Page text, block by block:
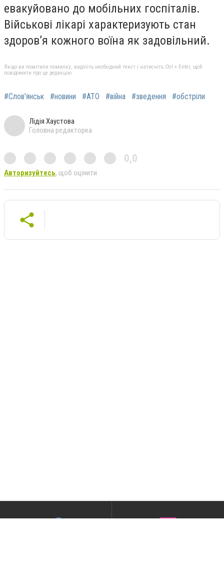
евакуйовано до мобільних госпіталів.
Військові лікарі характеризують стан
здоров’я кожного воїна як задовільний.
Якщо ви помітили помилку, виділіть необхідний текст і натисніть Ctrl + Enter, щоб
повідомити про це редакцію
#Слов'янськ #новини #АТО #війна #зведення #обстріли
Лідія Хаустова
Головна редакторка
0,0
Авторизуйтесь, щоб оцінити